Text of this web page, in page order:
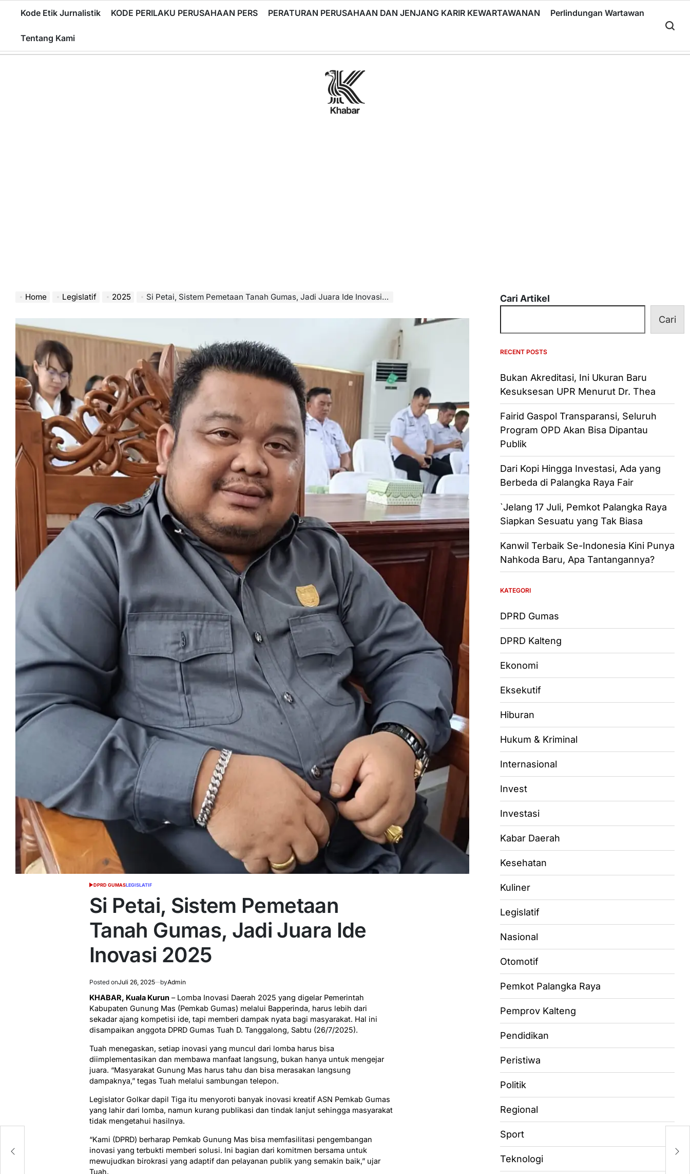
content
Kode Etik Jurnalistik KODE PERILAKU PERUSAHAAN PERS PERATURAN PERUSAHAAN DAN JENJANG KARIR KEWARTAWANAN Perlindungan Wartawan
Tentang Kami
Home Legislatif 2025 Si Petai, Sistem Pemetaan Tanah Gumas, Jadi Juara Ide Inovasi 2025
POSTED
DPRD GUMASLEGISLATIF
Si Petai, Sistem Pemetaan
Tanah Gumas, Jadi Juara Ide
Inovasi 2025
Posted onJuli 26, 2025 byAdmin
KHABAR, Kuala Kurun – Lomba Inovasi Daerah 2025 yang digelar Pemerintah
Kabupaten Gunung Mas (Pemkab Gumas) melalui Bapperinda, harus lebih dari
sekadar ajang kompetisi ide, tapi memberi dampak nyata bagi masyarakat. Hal ini
disampaikan anggota DPRD Gumas Tuah D. Tanggalong, Sabtu (26/7/2025).
Tuah menegaskan, setiap inovasi yang muncul dari lomba harus bisa
diimplementasikan dan membawa manfaat langsung, bukan hanya untuk mengejar
juara. “Masyarakat Gunung Mas harus tahu dan bisa merasakan langsung
dampaknya,” tegas Tuah melalui sambungan telepon.
Legislator Golkar dapil Tiga itu menyoroti banyak inovasi kreatif ASN Pemkab Gumas
yang lahir dari lomba, namun kurang publikasi dan tindak lanjut sehingga masyarakat
tidak mengetahui hasilnya.
“Kami (DPRD) berharap Pemkab Gunung Mas bisa memfasilitasi pengembangan
inovasi yang terbukti memberi solusi. Ini bagian dari komitmen bersama untuk
mewujudkan birokrasi yang adaptif dan pelayanan publik yang semakin baik,” ujar
Tuah.
Cari Artikel
Cari
RECENT POSTS
Bukan Akreditasi, Ini Ukuran Baru
Kesuksesan UPR Menurut Dr. Thea
Fairid Gaspol Transparansi, Seluruh
Program OPD Akan Bisa Dipantau
Publik
Dari Kopi Hingga Investasi, Ada yang
Berbeda di Palangka Raya Fair
`Jelang 17 Juli, Pemkot Palangka Raya
Siapkan Sesuatu yang Tak Biasa
Kanwil Terbaik Se-Indonesia Kini Punya
Nahkoda Baru, Apa Tantangannya?
KATEGORI
DPRD Gumas
DPRD Kalteng
Ekonomi
Eksekutif
Hiburan
Hukum & Kriminal
Internasional
Invest
Investasi
Kabar Daerah
Kesehatan
Kuliner
Legislatif
Nasional
Otomotif
Pemkot Palangka Raya
Pemprov Kalteng
Pendidikan
Peristiwa
Politik
Regional
Sport
Teknologi